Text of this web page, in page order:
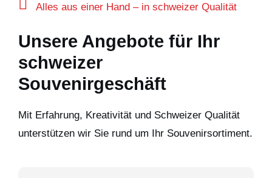
Alles aus einer Hand – in schweizer Qualität
Unsere Angebote für Ihr
schweizer
Souvenirgeschäft
Mit Erfahrung, Kreativität und Schweizer Qualität
unterstützen wir Sie rund um Ihr Souvenirsortiment.